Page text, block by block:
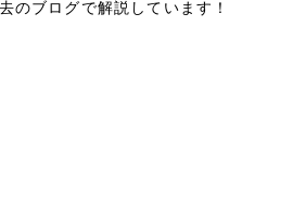
のブログで解説しています！